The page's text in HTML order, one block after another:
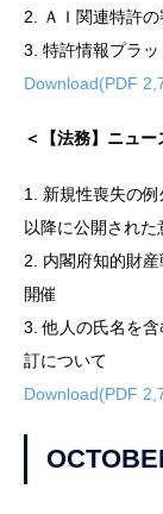
2. ＡＩ関連特許
3. 特許情報プラ
Download(PDF
＜【法務】ニュー
1. 新規性喪失の
以降に公開された
2. 内閣府知的財
開催
3. 他人の氏名を
訂について
Download(PDF